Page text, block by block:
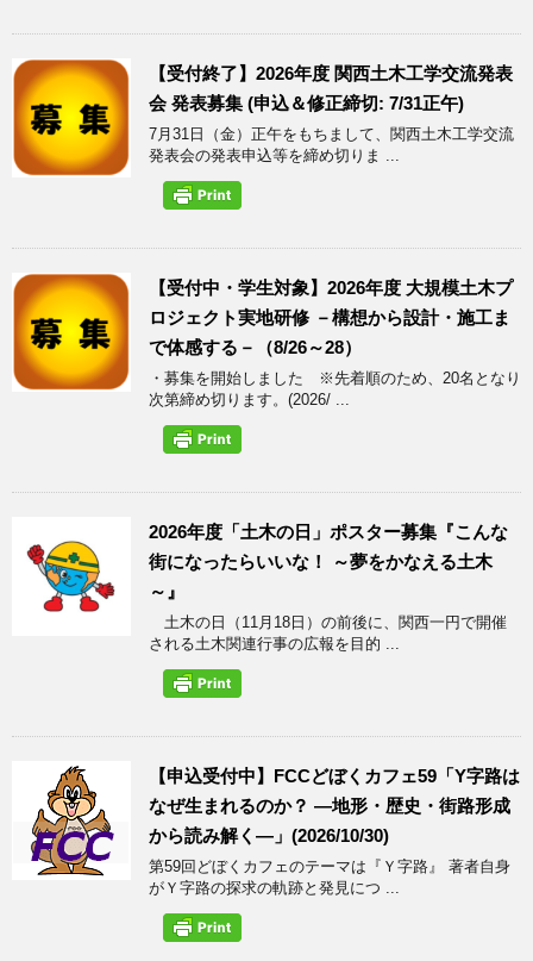
【受付終了】2026年度 関西土木工学交流発表
会 発表募集 (申込＆修正締切: 7/31正午)
7月31日（金）正午をもちまして、関西土木工学交流
発表会の発表申込等を締め切りま ...
【受付中・学生対象】2026年度 大規模土木プ
ロジェクト実地研修 －構想から設計・施工ま
で体感する－（8/26～28）
・募集を開始しました ※先着順のため、20名となり
次第締め切ります。(2026/ ...
2026年度「土木の日」ポスター募集『こんな
街になったらいいな！ ～夢をかなえる土木
～』
土木の日（11月18日）の前後に、関西一円で開催
される土木関連行事の広報を目的 ...
【申込受付中】FCCどぼくカフェ59「Y字路は
なぜ生まれるのか？ ―地形・歴史・街路形成
から読み解く―」(2026/10/30)
第59回どぼくカフェのテーマは『Ｙ字路』 著者自身
がＹ字路の探求の軌跡と発見につ ...